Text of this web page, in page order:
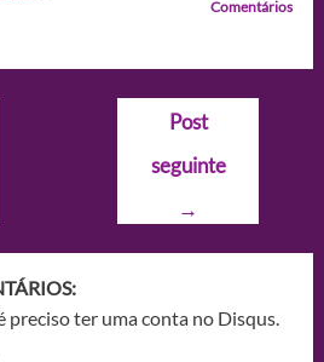
Comentários
Post
seguinte
→
preciso ter uma conta no Disqus.